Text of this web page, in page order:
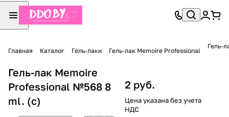
Главная Каталог Гель-лаки Гель-лак Memoire Professional
Гель-
Гель-лак Memoire
Professional №568 8
ml. (с)
2 руб.
Цена указана без учета
НДС